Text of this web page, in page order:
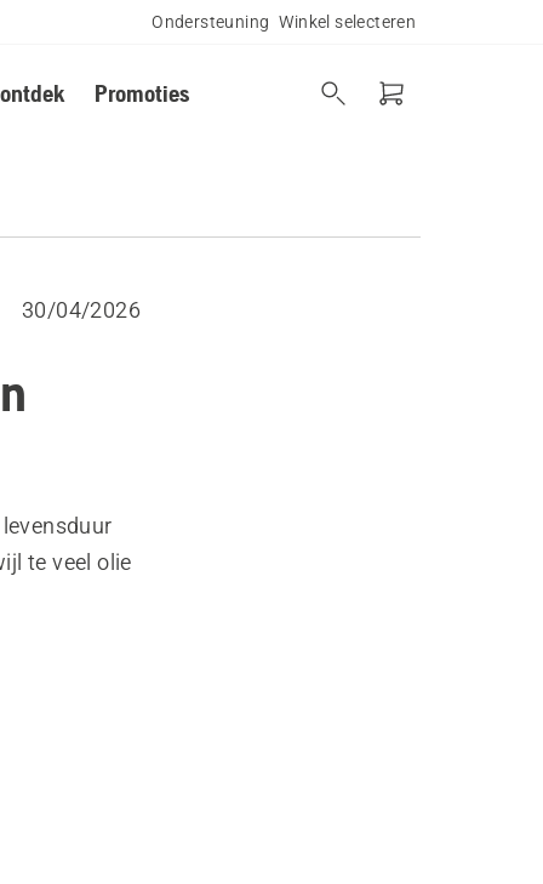
Ondersteuning Winkel selecteren
Promoties
30/04/2026
te veel olie